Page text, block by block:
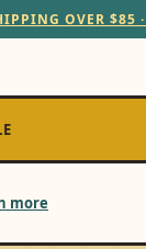
OVER $85
more